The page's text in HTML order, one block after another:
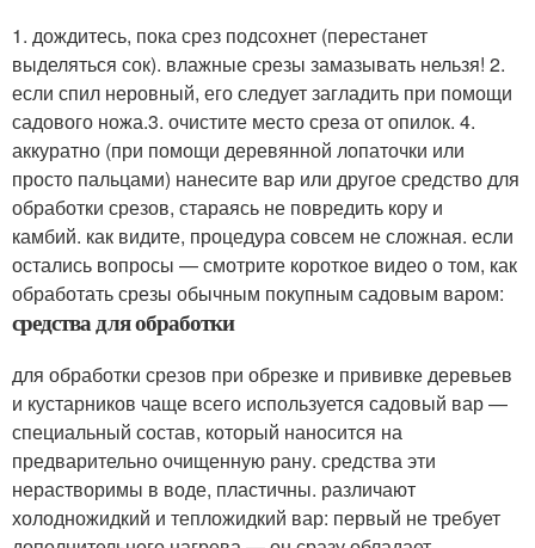
1. дождитесь, пока срез подсохнет (перестанет
выделяться сок). влажные срезы замазывать нельзя! 2.
если спил неровный, его следует загладить при помощи
садового ножа.3. очистите место среза от опилок. 4.
аккуратно (при помощи деревянной лопаточки или
просто пальцами) нанесите вар или другое средство для
обработки срезов, стараясь не повредить кору и
камбий. как видите, процедура совсем не сложная. если
остались вопросы — смотрите короткое видео о том, как
обработать срезы обычным покупным садовым варом:
средства для обработки
для обработки срезов при обрезке и прививке деревьев
и кустарников чаще всего используется садовый вар —
специальный состав, который наносится на
предварительно очищенную рану. средства эти
нерастворимы в воде, пластичны. различают
холодножидкий и тепложидкий вар: первый не требует